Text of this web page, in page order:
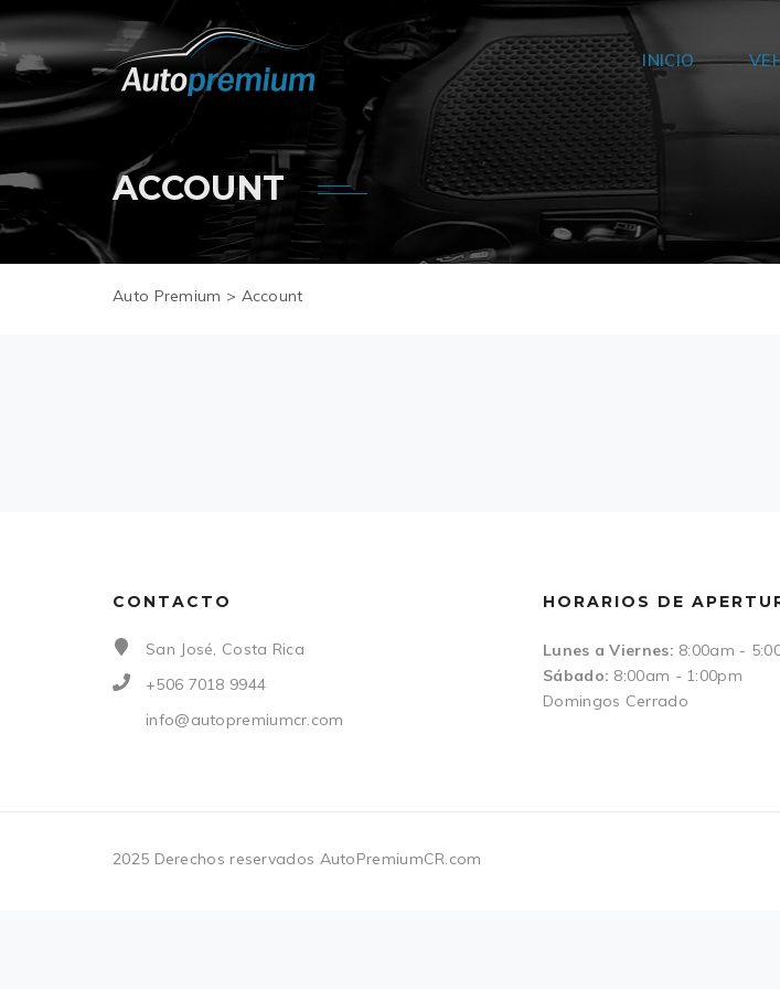
INICIO
ACCOUNT
Auto Premium > Account
CONTACTO
San José, Costa Rica
+506 7018 9944
info@autopremiumcr.com
HORARIOS DE
Lunes a Viernes: 8:00am -
Sábado: 8:00am - 1:00pm
Domingos Cerrado
2025 Derechos reservados AutoPremiumCR.com